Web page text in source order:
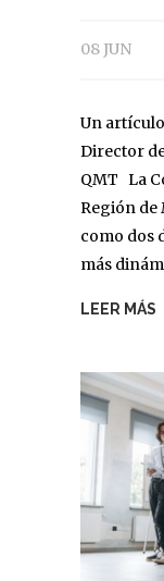
08 JUN
Un
Director
QMT La
Región de
como dos
más
LEER MÁS